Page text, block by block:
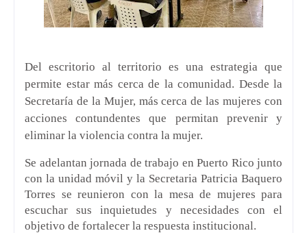
Del escritorio al territorio es una estrategia que
permite estar más cerca de la comunidad. Desde la
Secretaría de la Mujer, más cerca de las mujeres con
acciones contundentes que permitan prevenir y
eliminar la violencia contra la mujer.
Se adelantan jornada de trabajo en Puerto Rico junto
con la unidad móvil y la Secretaria Patricia Baquero
Torres se reunieron con la mesa de mujeres para
escuchar sus inquietudes y necesidades con el
objetivo de fortalecer la respuesta institucional.